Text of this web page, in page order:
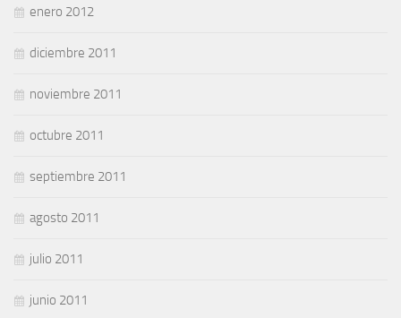
enero 2012
diciembre 2011
noviembre 2011
octubre 2011
septiembre 2011
agosto 2011
julio 2011
junio 2011